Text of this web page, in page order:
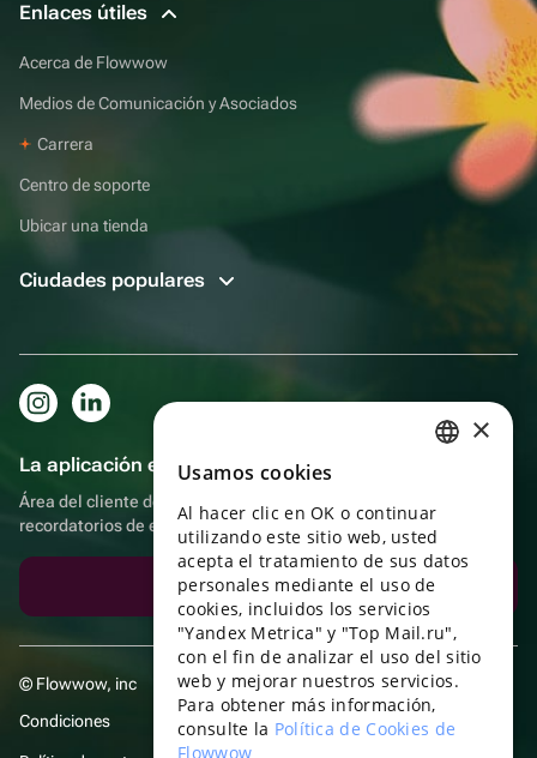
Enlaces útiles
Acerca de Flowwow
Medios de Comunicación y Asociados
Carrera
Centro de soporte
Ubicar una tienda
Ciudades populares
La aplicación es aún más práctica.
Área del cliente del destinatario, más bonos por compras y
recordatorios de eventos
Descargar la aplicación
© Flowwow, inc
Condiciones
ENGLISH
UKRAINIAN
PORTUGUESE
SPANISH
HUNGARIAN
ITALIAN
×
Usamos cookies
Al hacer clic en OK o continuar
utilizando este sitio web, usted
acepta el tratamiento de sus datos
personales mediante el uso de
cookies, incluidos los servicios
"Yandex Metrica" y "Top Mail.ru",
con el fin de analizar el uso del sitio
web y mejorar nuestros servicios.
Para obtener más información,
consulte la Política de Cookies de
Flowwow